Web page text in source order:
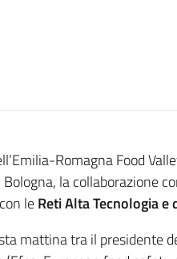
Romagna Food
la collaborazione
leReti Alta Tecnologia e
mattina tra il presidente